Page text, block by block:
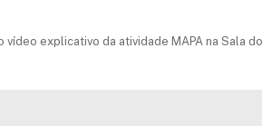
explicativo da atividade MAPA na Sala